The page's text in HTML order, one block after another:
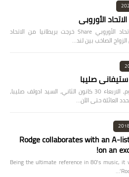
الأوروبي
بريطانيا خارج الاتحاد الأوروبي Share خرجت بريطانيا من الاتحاد
صليبا
توفي صباح اليوم، الاربعاء 30 كانون الثاني، السيد ادولف صليبا،
العائلة حتى الآن…
Rodge collaborates with an A-
on an
Being the ultimate reference in 80’s music,